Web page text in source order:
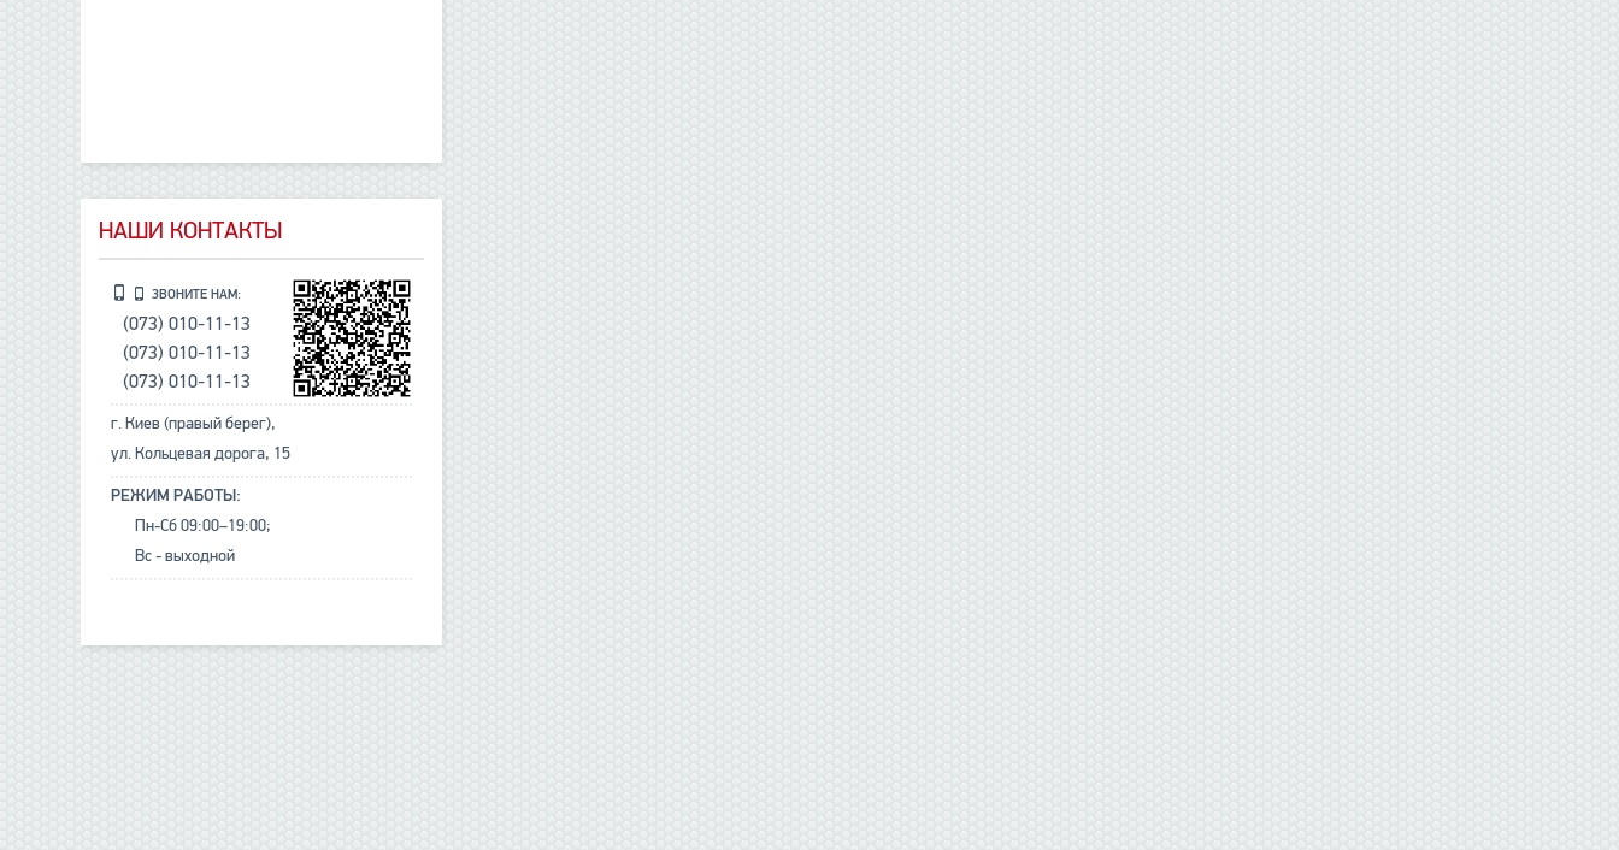
НАШИ КОНТАКТЫ
ЗВОНИТЕ НАМ:
(073) 010-11-13
(073) 010-11-13
(073) 010-11-13
г. Киев (правый берег),
ул. Кольцевая дорога, 15
РЕЖИМ РАБОТЫ:
Пн-Сб 09:00–19:00;
Вс - выходной